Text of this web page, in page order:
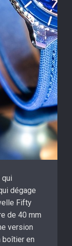
qui
dégage
Fifty
de 40 mm
version
boîtier en